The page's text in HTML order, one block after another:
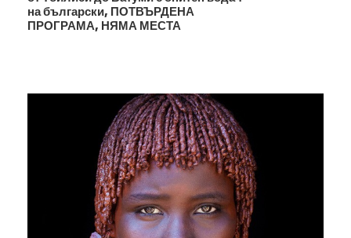
възможности залюбопитните
Всяка експедиция до планините, тропическите гори,
Тук са представени5% от видовете
животни и растения на земята,90% от които
съществуватединственона този остров.
Изолацията му в продължение на милиони години е
създаването на този, както го наричат
осми континент“– без аналог в света
на български, ПОТВЪРДЕНА
ПРОГРАМА, НЯМА МЕСТА